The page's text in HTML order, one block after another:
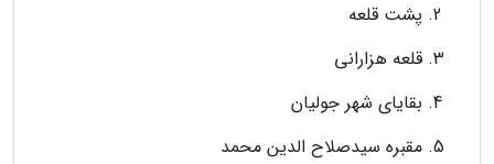
پشت قلعه
قلعه هزارانی
بقایای شهر جولیان
مقبره سیدصلاح الدین محمد